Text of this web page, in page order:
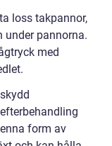
loss takpannor,
under pannorna.
med
form av